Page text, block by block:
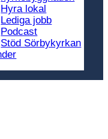
Hyra lokal
Lediga jobb
Podcast
Stöd Sörbykyrkan